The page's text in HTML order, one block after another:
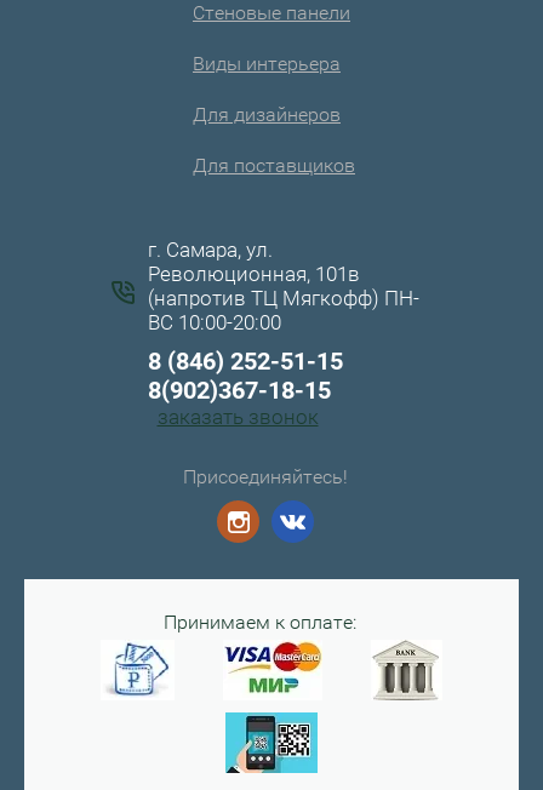
Стеновые панели
Виды интерьера
Для дизайнеров
Для поставщиков
г. Самара, ул.
Революционная, 101в
(напротив ТЦ Мягкофф) ПН-
ВС 10:00-20:00
8 (846) 252-51-15
8(902)367-18-15
заказать звонок
Присоединяйтесь!
Принимаем к оплате: